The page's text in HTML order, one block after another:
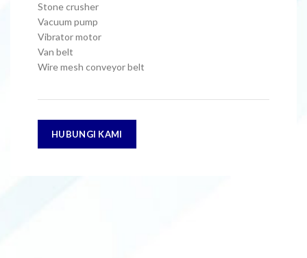
Stone crusher
Vacuum pump
Vibrator motor
Van belt
Wire mesh conveyor belt
HUBUNGI KAMI